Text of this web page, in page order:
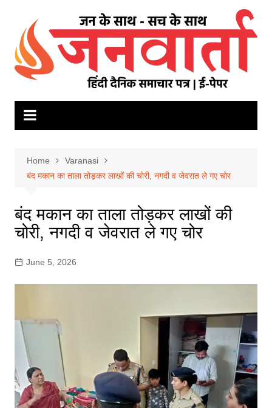
content
Home
Varanasi
बंद मकान का ताला तोड़कर लाखों की चोरी, नगदी व जेवरात ले गए चोर
बंद मकान का ताला तोड़कर लाखों की
चोरी, नगदी व जेवरात ले गए चोर
June 5, 2026